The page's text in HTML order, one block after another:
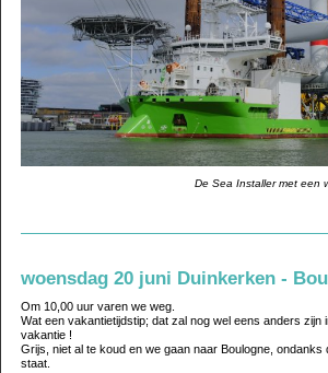
De Sea Installer met een
woensdag 20 juni Duinkerken -
Om 10,00 uur varen we weg.
Wat een vakantietijdstip; dat zal nog wel eens anders zijn
vakantie !
Grijs, niet al te koud en we gaan naar Boulogne, ondanks
staat.